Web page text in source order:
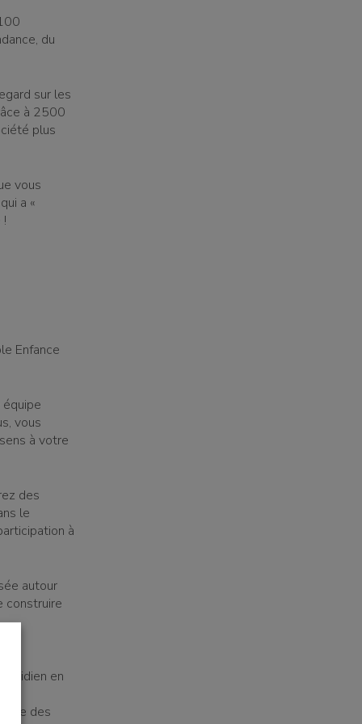
du
sur les
à 2500
plus
vous
a «
Enfance
vous
à votre
des
le
à
autour
construire
en
des